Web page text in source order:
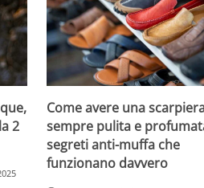
2
Come avere una
sempre pulita e
segreti anti-muffa che
funzionano davvero